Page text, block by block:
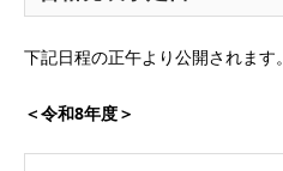
下記日程の正午より公開されます。
＜令和8年度＞